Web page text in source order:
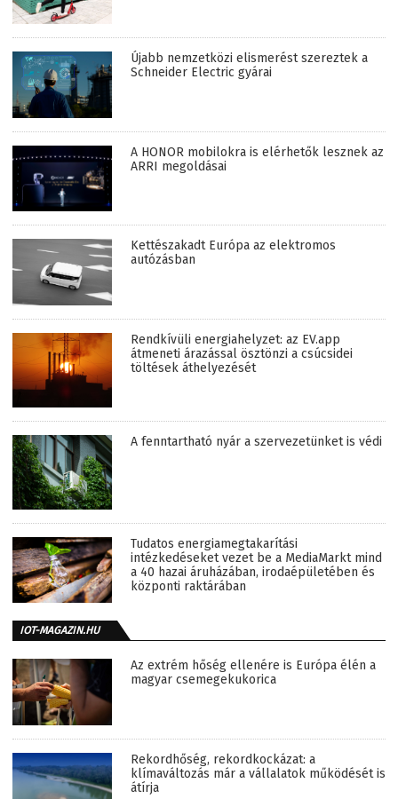
Újabb nemzetközi elismerést szereztek a
Schneider Electric gyárai
A HONOR mobilokra is elérhetők lesznek az
ARRI megoldásai
Kettészakadt Európa az elektromos
autózásban
Rendkívüli energiahelyzet: az EV.app
átmeneti árazással ösztönzi a csúcsidei
töltések áthelyezését
A fenntartható nyár a szervezetünket is védi
Tudatos energiamegtakarítási
intézkedéseket vezet be a MediaMarkt mind
a 40 hazai áruházában, irodaépületében és
központi raktárában
IOT-MAGAZIN.HU
Az extrém hőség ellenére is Európa élén a
magyar csemegekukorica
Rekordhőség, rekordkockázat: a
klímaváltozás már a vállalatok működését is
átírja